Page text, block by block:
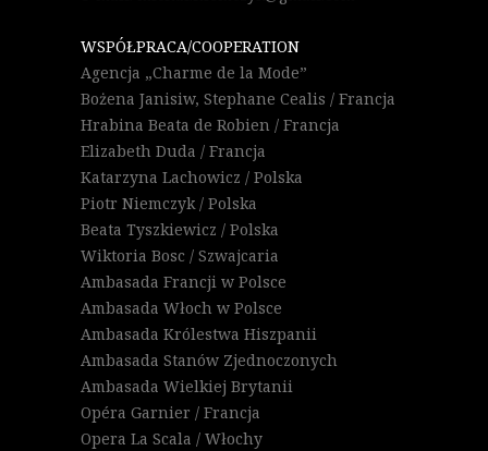
WSPÓŁPRACA/COOPERATION
Agencja „Charme de la Mode”
Bożena Janisiw, Stephane Cealis / Francja
Hrabina Beata de Robien / Francja
Elizabeth Duda / Francja
Katarzyna Lachowicz / Polska
Piotr Niemczyk / Polska
Beata Tyszkiewicz / Polska
Wiktoria Bosc / Szwajcaria
Ambasada Francji w Polsce
Ambasada Włoch w Polsce
Ambasada Królestwa Hiszpanii
Ambasada Stanów Zjednoczonych
Ambasada Wielkiej Brytanii
Opéra Garnier / Francja
Opera La Scala / Włochy